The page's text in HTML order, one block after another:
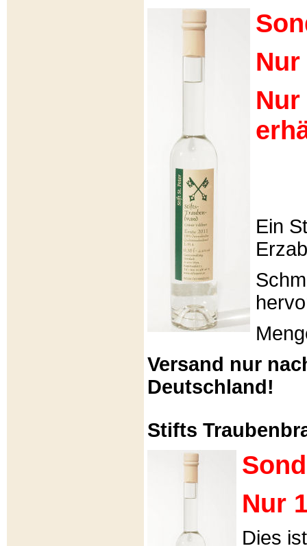
Nur
Ein
Versand nur
Deutschland!
Stifts
Nur
Dies